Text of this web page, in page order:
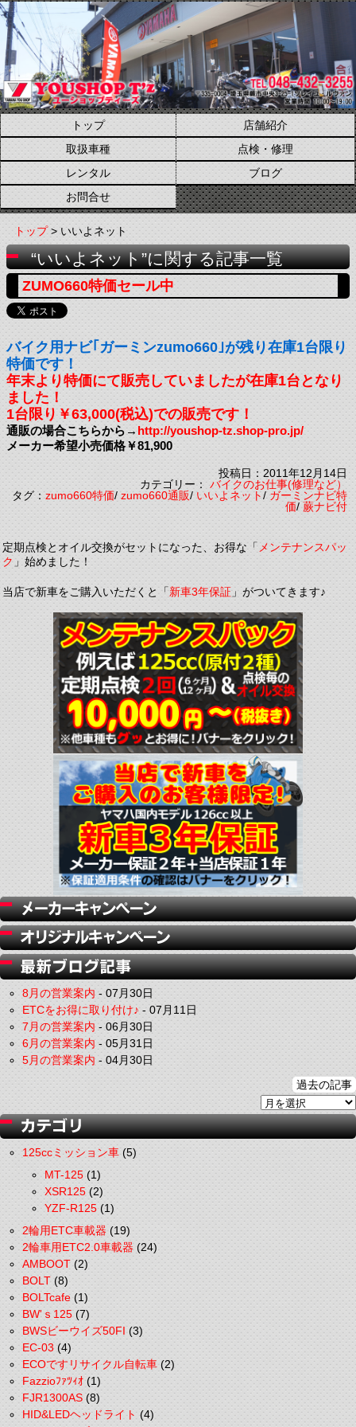
トップ
店舗紹介
取扱車種
点検・修理
レンタル
ブログ
お問合せ
トップ> いいよネット
“いいよネット”に関する記事一覧
ZUMO660特価セール中
バイク用ナビ｢ガーミンzumo660｣が残り在庫1台限り
特価です！
年末より特価にて販売していましたが在庫1台となり
ました！
1台限り￥63,000(税込)での販売です！
通販の場合こちらから→http://youshop-tz.shop-pro.jp/
メーカー希望小売価格￥81,900
投稿日：2011年12月14日
カテゴリー：バイクのお仕事(修理など）
タグ：zumo660特価/zumo660通販/いいよネット/ガーミンナビ特
価/蕨ナビ付
定期点検とオイル交換がセットになった、お得な「メンテナンスパッ
ク」始めました！
当店で新車をご購入いただくと「新車3年保証」がついてきます♪
8月の営業案内-07月30日
ETCをお得に取り付け♪-07月11日
7月の営業案内-06月30日
6月の営業案内-05月31日
5月の営業案内-04月30日
過去の記事
125ccミッション車(5)
MT-125(1)
XSR125(2)
YZF-R125(1)
2輪用ETC車載器(19)
2輪車用ETC2.0車載器(24)
AMBOOT(2)
BOLT(8)
BOLTcafe(1)
BW'ｓ125(7)
BWSビーウイズ50FI(3)
EC-03(4)
ECOですリサイクル自転車(2)
Fazzioﾌｧﾂｨｵ(1)
FJR1300AS(8)
HID&LEDヘッドライト(4)